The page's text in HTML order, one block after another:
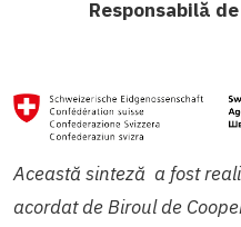
Responsabilă
Această sinteză a fost
acordat de Biroul de